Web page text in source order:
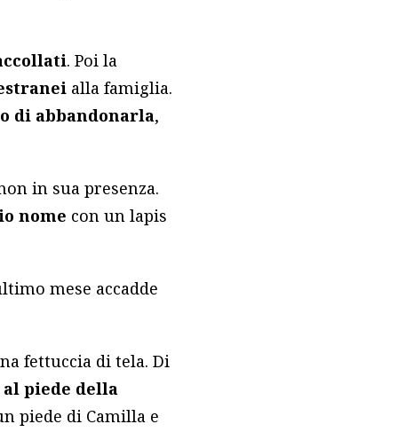
. Poi la
alla famiglia.
di abbandonarla,
in sua presenza.
nome con un lapis
mese accadde
fettuccia di tela. Di
piede della
piede di Camilla e